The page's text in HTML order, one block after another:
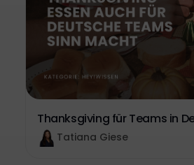
Thanksgiving für Teams in
Tatiana Giese